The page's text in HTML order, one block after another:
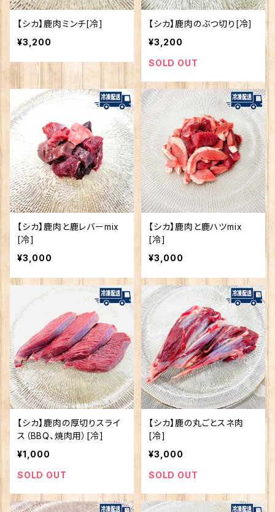
【シカ】鹿肉ミンチ[冷]
¥3,200
【シカ】鹿肉のぶつ切り[冷]
¥3,200
SOLD OUT
【シカ】鹿肉と鹿レバーmix
[冷]
¥3,000
【シカ】鹿肉と鹿ハツmix
[冷]
¥3,000
【シカ】鹿肉の厚切りスライ
ス（BBQ、焼肉用）[冷]
¥1,000
SOLD OUT
【シカ】鹿の丸ごとスネ肉
[冷]
¥3,000
SOLD OUT